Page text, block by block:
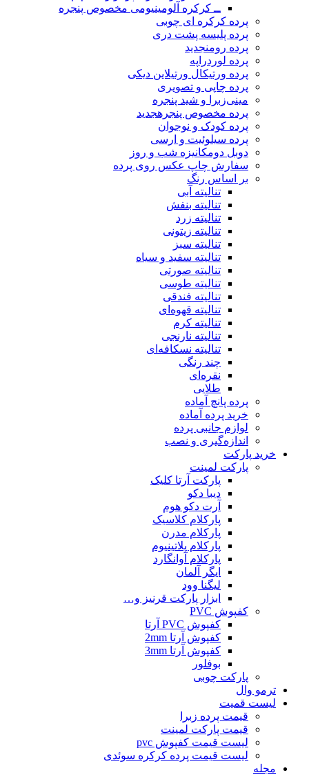
ــ کرکره آلومینیومی مخصوص پنجره
پرده کرکره ای چوبی
پرده پلیسه پشت دری
پرده رومنجدید
پرده لوردراپه
پرده ورتیکال ورتیلاین دیکی
پرده چاپی و تصویری
مینی‌زبرا و شید پنجره
پرده مخصوص پنجره جدید
پرده کودک و نوجوان
پرده سیلوئیت و ارسی
دوبل دومکانیزه شب و روز
سفارش چاپ عکس روی پرده
بر اساس رنگ
تنالیته آبی
تنالیته بنفش
تنالیته زرد
تنالیته زیتونی
تنالیته سبز
تنالیته سفید و سیاه
تنالیته صورتی
تنالیته طوسی
تنالیته فندقی
تنالیته قهوه‌ای
تنالیته کرم
تنالیته نارنجی
تنالیته نسکافه‌ای
چند رنگی
نقره‌ای
طلایی
پرده پانچ آماده
خرید پرده آماده
لوازم جانبی پرده
اندازه‌گیری و نصب
خرید پارکت
پارکت لمینت
پارکت آرتا کلیک
دیبا دکو
آرت دکو هوم
پارکلام کلاسیک
پارکلام مدرن
پارکلام پلاتینیوم
پارکلام آوانگارد
ایگر آلمان
لیگنا وود
ابزار پارکت قرنیز و…
کفپوش PVC
کفپوش PVC آرتا
کفپوش آرتا 2mm
کفپوش آرتا 3mm
بوفلور
پارکت چوبی
ترمو وال
لیست قمیت
قیمت پرده زبرا
قیمت پارکت لمینت
لیست قیمت کفپوش pvc
لیست قیمت پرده کرکره سوئدی
مجله